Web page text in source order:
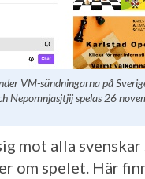
VM-sändningarna på
Nepomnjasjtjij spelas 26
mot alla svenskar
om spelet. Här